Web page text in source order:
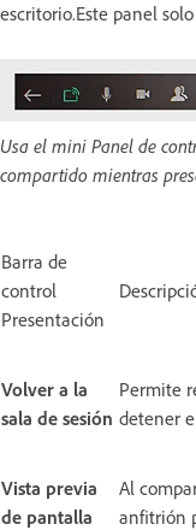
escritorio.Este panel
Usa el mini Panel de
compartido mientras
Barra de
control
Presentación
Volver a la
sala de sesión
Permite
detener
Vista previa
de pantalla
Al
anfitrión